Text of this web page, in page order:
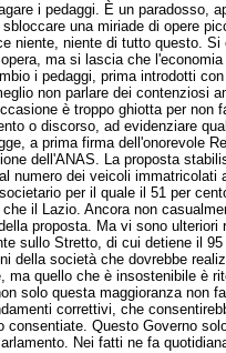
i pedaggi. È un paradosso,
una miriade di opere
niente, niente di tutto questo.
ma si lascia che
i pedaggi, prima introdotti
non parlare dei contenziosi
è troppo ghiotta per
o discorso, ad evidenziare
a prima firma dell'onorevole
dell'ANAS. La proposta
numero dei veicoli
per il quale il 51 per
il Lazio. Ancora non
proposta. Ma vi sono
sullo Stretto, di cui detiene il
della società che dovrebbe
ma quello che è insostenibile è
solo questa maggioranza non
correttivi, che
consentiate. Questo Governo
Nei fatti ne fa